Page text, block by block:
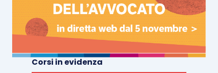
natura cosiddetta “percipiente“, risultando
necessaria per accertare fatti che richiedevano
specifiche competenze tecniche. L’attore, inoltre,
aveva sin dall’inizio del processo descritto
dettagliatamente i vizi lamentati e ne aveva
Corsi in evidenza